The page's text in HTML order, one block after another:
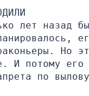
лет назад
Но
И потому его
по